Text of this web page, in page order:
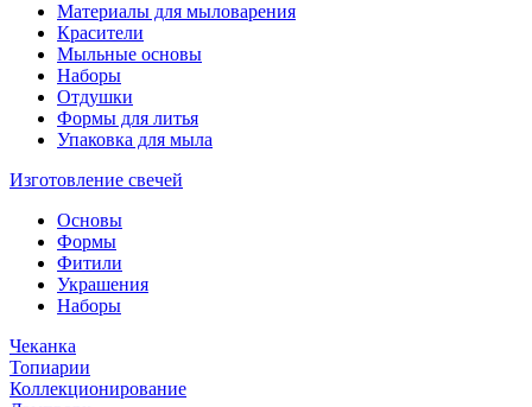
Материалы для мыловарения
Красители
Мыльные основы
Наборы
Отдушки
Формы для литья
Упаковка для мыла
Изготовление свечей
Основы
Формы
Фитили
Украшения
Наборы
Чеканка
Топиарии
Коллекционирование